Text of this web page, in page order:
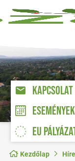
KAPCSOLAT
ESEMÉNYEK
EU
Kezdőlap